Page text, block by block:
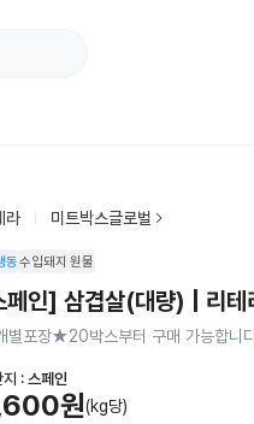
라 미트박스글로벌
동수입돼지 원물
페인] 삼겹살(대량) | 리테
포장★20박스부터 구매 가능합니
지 :스페인
원(kg당)